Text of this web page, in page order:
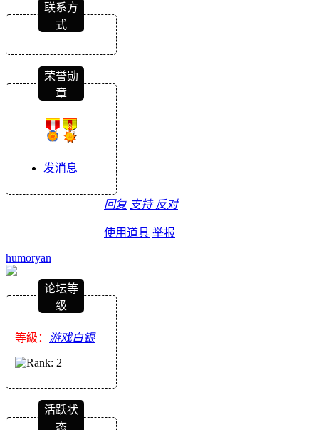
联系方
式
荣誉勋
章
发消息
回复 支持 反对
使用道具 举报
humoryan
论坛等
级
等級： 游戏白银
活跃状
态